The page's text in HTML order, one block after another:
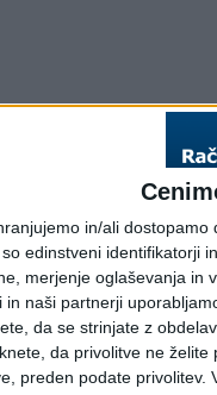
in/ali dostopamo
edinstveni identifikatorji
merjenje oglaševanja in
in naši partnerji
da se strinjate z
da privolitve ne
preden podate privolitev.